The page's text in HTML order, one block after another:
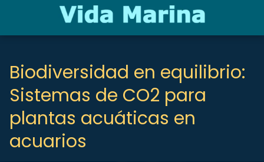
Biodiversidad en equilibrio:
Sistemas de CO2 para
plantas acuáticas en
acuarios